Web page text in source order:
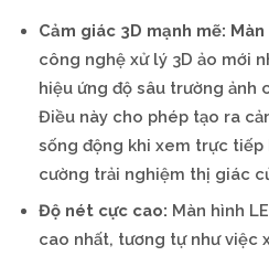
Cảm giác 3D mạnh mẽ: Màn
công nghệ xử lý 3D ảo mới
hiệu ứng độ sâu trường ảnh
Điều này cho phép tạo ra
sống động khi xem trực tiếp
cường trải nghiệm thị giác
Độ nét cực cao: Màn hình
cao nhất, tương tự như việc